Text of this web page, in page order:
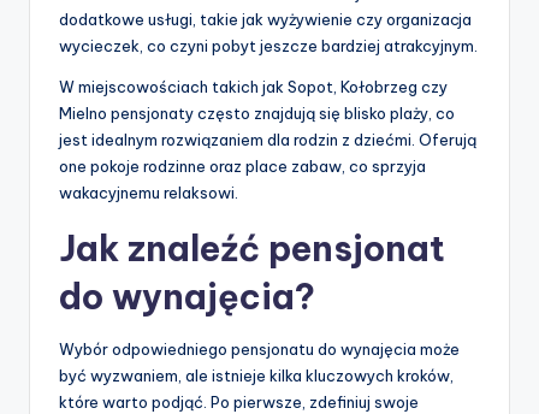
dodatkowe usługi, takie jak wyżywienie czy organizacja
wycieczek, co czyni pobyt jeszcze bardziej atrakcyjnym.
W miejscowościach takich jak Sopot, Kołobrzeg czy
Mielno pensjonaty często znajdują się blisko plaży, co
jest idealnym rozwiązaniem dla rodzin z dziećmi. Oferują
one pokoje rodzinne oraz place zabaw, co sprzyja
wakacyjnemu relaksowi.
Jak znaleźć pensjonat
do wynajęcia?
Wybór odpowiedniego pensjonatu do wynajęcia może
być wyzwaniem, ale istnieje kilka kluczowych kroków,
które warto podjąć. Po pierwsze, zdefiniuj swoje